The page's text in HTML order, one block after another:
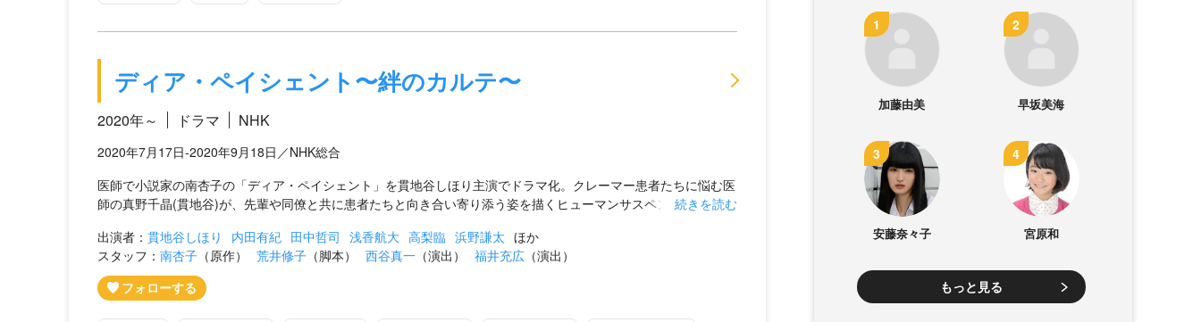
ディア・ペイシェント〜絆のカルテ〜
2020年～ ドラマ NHK
2020年7月17日-2020年9月18日／NHK総合
医師で小説家の南杏子の「ディア・ペイシェント」を貫地谷しほり主演でドラマ化。クレーマー患者たちに悩む医
師の真野千晶(貫地谷)が、先輩や同僚と共に患者たちと向き合い寄り添う姿を描くヒューマンサスペンス。...続きを読む
出演者： 貫地谷しほり 内田有紀 田中哲司 浅香航大 高梨臨 浜野謙太 ほか
スタッフ： 南杏子 （原作） 荒井修子 （脚本） 西谷真一 （演出） 福井充広 （演出）
加藤由美 早坂美海
安藤奈々子 宮原和
もっと見る